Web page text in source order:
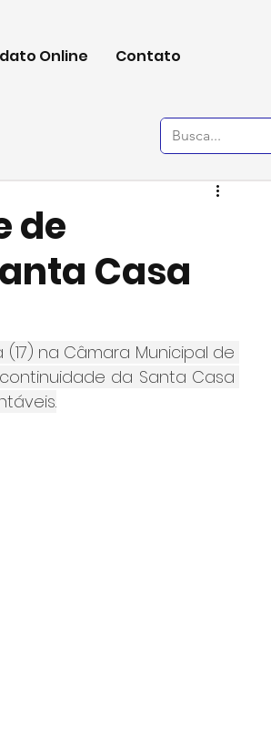
Online Contato
de
Casa
na Câmara Municipal de
da Santa Casa